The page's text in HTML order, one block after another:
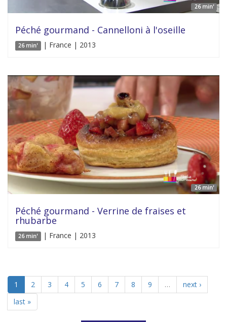
26 min'
Péché gourmand - Cannelloni à l'oseille
26 min' | France | 2013
26 min'
Péché gourmand - Verrine de fraises et
rhubarbe
26 min' | France | 2013
1 2 3 4 5 6 7 8 9 …
next ›
last »